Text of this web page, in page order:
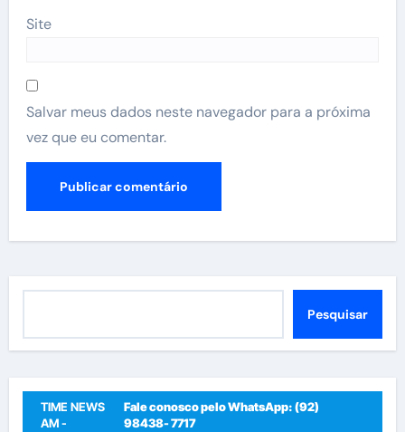
Site
Salvar meus dados neste navegador para a próxima
vez que eu comentar.
Pesquisar
TIME NEWS
AM -
Fale conosco pelo WhatsApp: (92)
98438- 7717